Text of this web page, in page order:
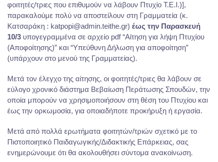
φοιτητές/τριες που επιθυμούν να λάβουν Πτυχίο Τ.Ε.Ι.)],
παρακαλούμε πολύ να αποστείλουν στη Γραμματεία (κ.
Κατσαράκη : katpopi@admin.teithe.gr) έως την Παρασκευή
10/3 υπογεγραμμένα σε αρχείο pdf “Αίτηση για λήψη Πτυχίου
(Αποφοίτησης)” και “Υπεύθυνη Δήλωση για αποφοίτηση”
(υπάρχουν στο μενού της Γραμματείας).
Μετά τον έλεγχο της αίτησης, οι φοιτητές/τριες θα λάβουν σε
εύλογο χρονικό διάστημα Βεβαίωση Περάτωσης Σπουδών, την
οποία μπορούν να χρησιμοποιήσουν στη θέση του Πτυχίου και
έως την ορκωμοσία, για οποιαδήποτε προκήρυξη ή εργασία.
Μετά από πολλά ερωτήματα φοιτητών/τριών σχετικό με το
Πιστοποιητικό Παιδαγωγικής/Διδακτικής Επάρκειας, σας
ενημερώνουμε ότι θα ακολουθήσει σύντομα ανακοίνωση.